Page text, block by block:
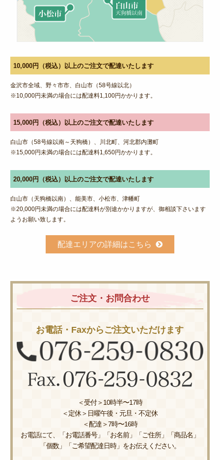
シーン別のお役立ち情報
特定商取引法に基づく表記
ログイン
10,000円（税込）以上のご注文で配達いたします
金沢市全域、野々市市、白山市（58号線以北）
※10,000円未満の場合には配達料1,100円かかります。
15,000円（税込）以上のご注文で配達いたします
白山市（58号線以南～天狗橋）、川北町、河北郡内灘町
※15,000円未満の場合には配達料1,650円かかります。
20,000円（税込）以上のご注文で配達いたします
白山市（天狗橋以南）、能美市、小松市、津幡町
※20,000円未満の場合には配達料が別途かかりますが、御相談下さいます
ようお願い致します。
配達エリアの詳細はこちら
ご注文・お問合わせ
お電話・Faxからご注文いただけます
＜受付＞10時半〜17時
＜定休＞日曜午後・元旦・不定休
＜配達＞7時〜16時
お電話にて、「お電話番号」「お名前」「ご住所」「商品名」
「個数」「ご希望配達日時」をお伝えください。